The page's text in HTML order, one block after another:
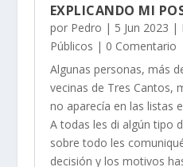
EXPLICANDO MI
por Pedro | 5 Jun 2023 |
Públicos | 0 Comentario
Algunas personas, más
vecinas de Tres Cantos,
no aparecía en las listas
A todas les di algún tipo
sobre todo les
decisión y los motivos